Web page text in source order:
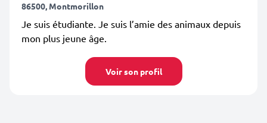
86500, Montmorillon
Je suis étudiante. Je suis l’amie des animaux depuis
mon plus jeune âge.
Voir son profil